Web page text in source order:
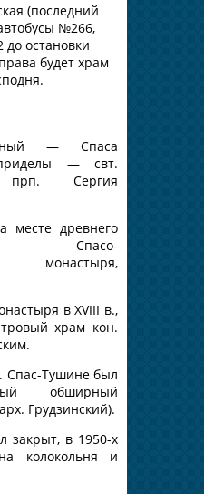
(последний
№266,
до остановки
будет храм
— Спаса
— свт.
Сергия
месте древнего
Спасо-
монастыря,
в XVIII в.,
храм кон.
Спас-Тушине был
обширный
Грудзинский).
закрыт, в 1950-х
колокольня и